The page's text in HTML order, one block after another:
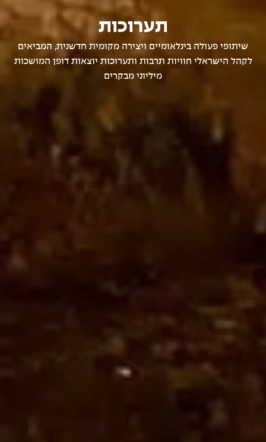
תערוכות
שיתופי פעולה בינלאומיים ויצירה מקומית חדשנית, המביאים
לקהל הישראלי חוויות תרבות ותערוכות יוצאות דופן המושכות
מיליוני מבקרים